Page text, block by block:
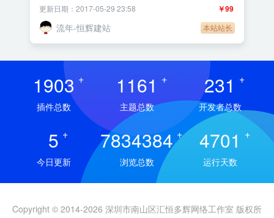
￥99
更新日期：2017-05-29 23:58
流年-恒辉建站 本站站长
1903 +
插件总数
1161 +
主题总数
231 +
开发者总数
5 +
今日更新
7834384 +
浏览总数
4701 +
运行天数
Copyright © 2014-2026 深圳市南山区汇恒多辉网络工作室 版权所